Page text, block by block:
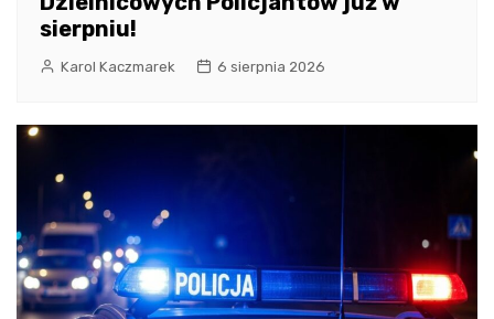
sierpniu!
Karol Kaczmarek 6 sierpnia 2026